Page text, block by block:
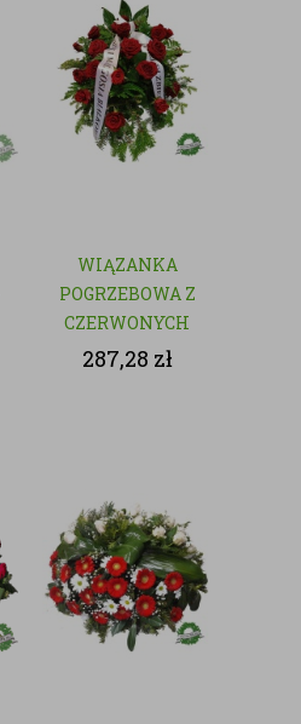
WIĄZANKA
POGRZEBOWA Z
CZERWONYCH
KWIATÓW
287,28 zł